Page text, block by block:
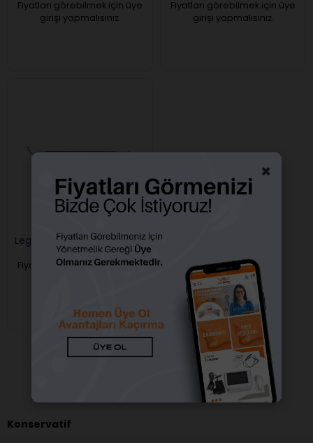
Fiyatları görebilmek için üye
girişi yapmalısınız.
Fiyatları görebilmek için üye
girişi yapmalısınız.
Legend Ekskavatör
Fiyatları görebilmek için üye
Konservatif
×